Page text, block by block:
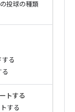
投球の種類
る
トする
する